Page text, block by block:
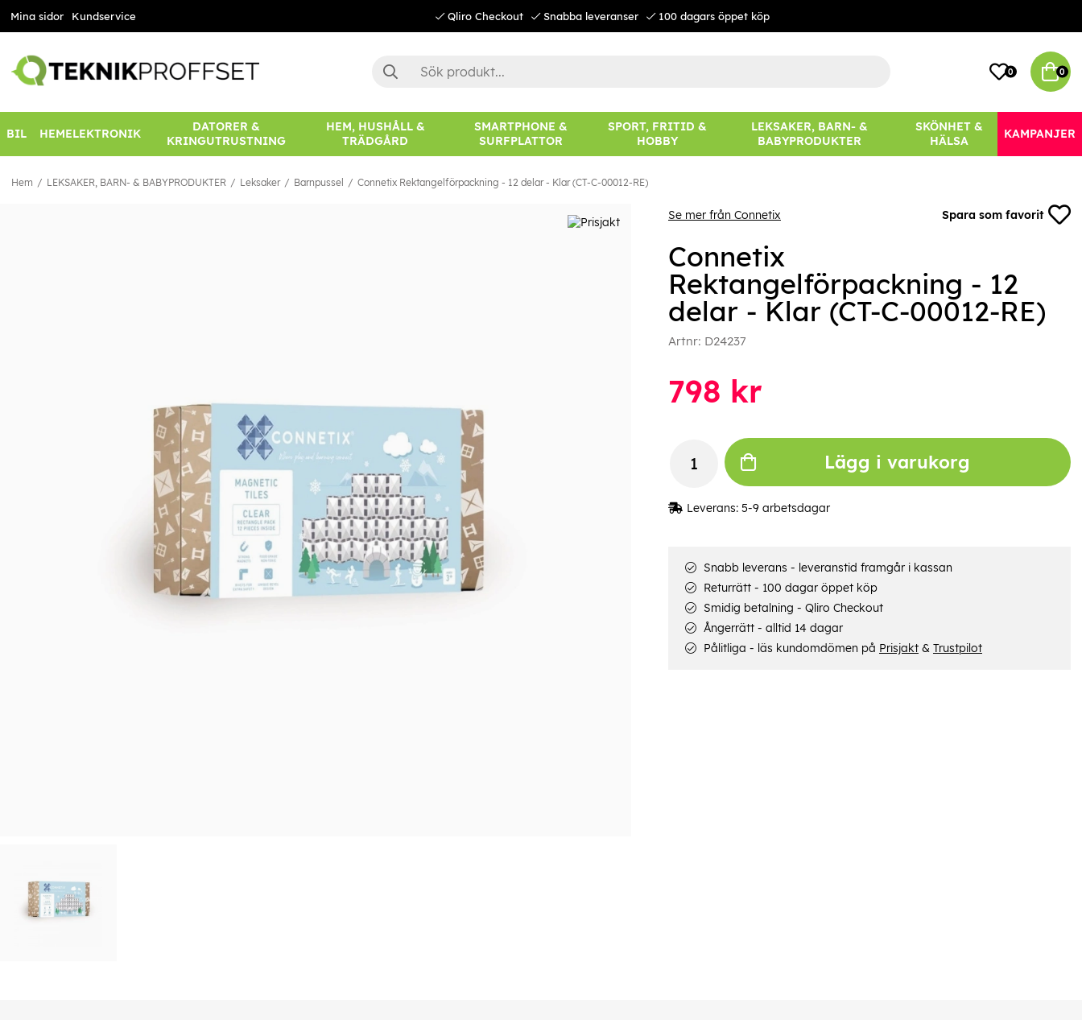
Mina sidor Kundservice Qliro Checkout Snabba leveranser 100 dagars öppet köp
0 0
BIL HEMELEKTRONIK
DATORER &
KRINGUTRUSTNING
HEM, HUSHÅLL &
TRÄDGÅRD
SMARTPHONE &
SURFPLATTOR
SPORT, FRITID &
HOBBY
LEKSAKER, BARN- &
BABYPRODUKTER
SKÖNHET &
HÄLSA
KAMPANJER
Hem LEKSAKER, BARN- & BABYPRODUKTER Leksaker Barnpussel Connetix Rektangelförpackning - 12 delar - Klar (CT-C-00012-RE)
Se mer från Connetix Spara som favorit
Connetix
Rektangelförpackning - 12
delar - Klar (CT-C-00012-RE)
Artnr: D24237
798 kr
Lägg i varukorg
Leverans: 5-9 arbetsdagar
Snabb leverans - leveranstid framgår i kassan
Returrätt - 100 dagar öppet köp
Smidig betalning - Qliro Checkout
Ångerrätt - alltid 14 dagar
Pålitliga - läs kundomdömen på Prisjakt& Trustpilot